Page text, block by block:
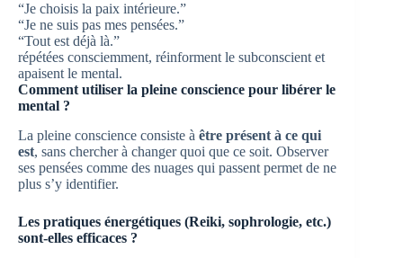
“Je choisis la paix intérieure.”
“Je ne suis pas mes pensées.”
“Tout est déjà là.”
répétées consciemment, réinforment le subconscient et
apaisent le mental.
Comment utiliser la pleine conscience pour libérer le
mental ?
La pleine conscience consiste à être présent à ce qui
est, sans chercher à changer quoi que ce soit. Observer
ses pensées comme des nuages qui passent permet de ne
plus s’y identifier.
Les pratiques énergétiques (Reiki, sophrologie, etc.)
sont-elles efficaces ?